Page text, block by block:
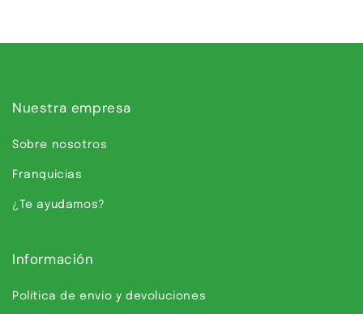
Nuestra empresa
Sobre nosotros
Franquicias
¿Te ayudamos?
Información
Política de envío y devoluciones